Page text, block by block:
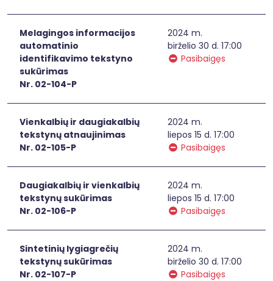
Melagingos informacijos
automatinio
identifikavimo tekstyno
sukūrimas
Nr. 02-104-P
2024 m.
birželio 30 d. 17:00
Pasibaigęs
Vienkalbių ir daugiakalbių
tekstynų atnaujinimas
Nr. 02-105-P
2024 m.
liepos 15 d. 17:00
Pasibaigęs
Daugiakalbių ir vienkalbių
tekstynų sukūrimas
Nr. 02-106-P
2024 m.
liepos 15 d. 17:00
Pasibaigęs
Sintetinių lygiagrečių
tekstynų sukūrimas
Nr. 02-107-P
2024 m.
birželio 30 d. 17:00
Pasibaigęs